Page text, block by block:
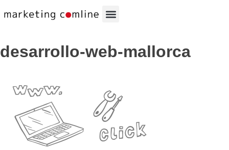
desarrollo-web-mallorca